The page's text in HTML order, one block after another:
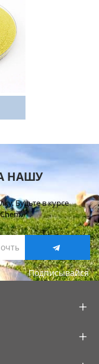
НАШУ
Будьте в курсе
Подписывайся